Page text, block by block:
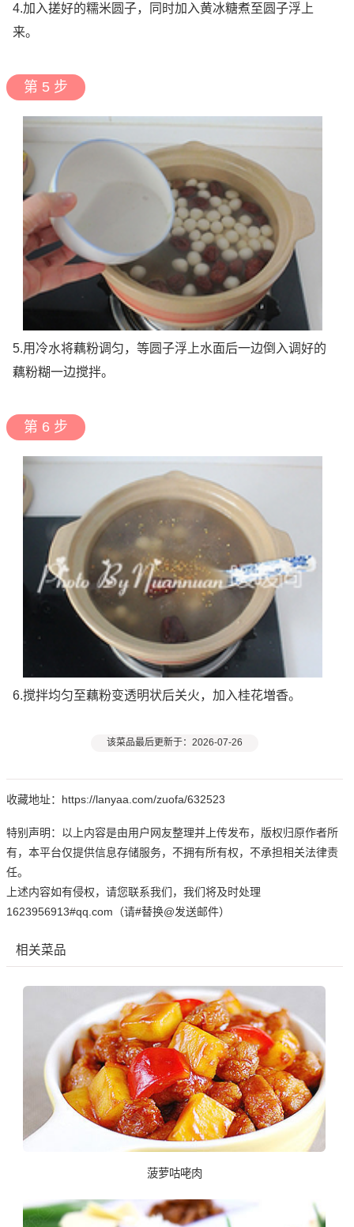
4.加入搓好的糯米圆子，同时加入黄冰糖煮至圆子浮上
来。
第 5 步
5.用冷水将藕粉调匀，等圆子浮上水面后一边倒入调好的
藕粉糊一边搅拌。
第 6 步
6.搅拌均匀至藕粉变透明状后关火，加入桂花増香。
该菜品最后更新于：2026-07-26
收藏地址：https://lanyaa.com/zuofa/632523
特别声明：以上内容是由用户网友整理并上传发布，版权归原作者所
有，本平台仅提供信息存储服务，不拥有所有权，不承担相关法律责
任。
上述内容如有侵权，请您联系我们，我们将及时处理
1623956913#qq.com（请#替换@发送邮件）
相关菜品
菠萝咕咾肉